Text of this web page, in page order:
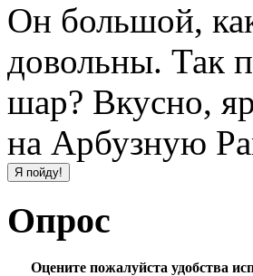
Он большой,
довольны. Так
шар? Вкусно,
на Арбузную
Опрос
Оцените пожалуйста удобства